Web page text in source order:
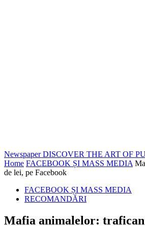
Newspaper DISCOVER THE ART OF
Home FACEBOOK ȘI MASS MEDIA
de lei, pe Facebook
FACEBOOK ȘI MASS MEDIA
RECOMANDĂRI
Mafia animalelor: